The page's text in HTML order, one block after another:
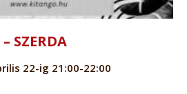
SZERDA
22-ig 21:00-22:00